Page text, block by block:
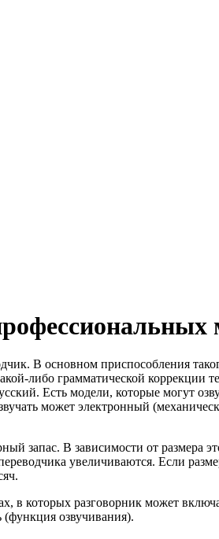
В основном приспособления
либо грамматической коррекции
Есть модели, которые могут
может электронный
запас. В зависимости от размера
увеличиваются. Если
в которых разговорник может
озвучивания).